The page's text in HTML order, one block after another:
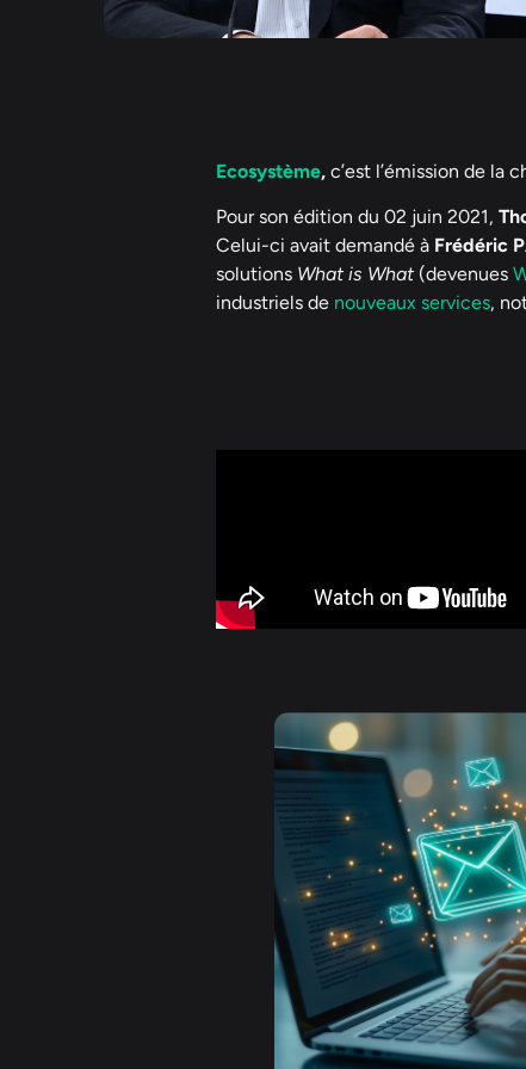
Ecosystème, c’est l’émission de la
Pour son édition du 02 juin 2021,
Celui-ci avait demandé à Frédéric
solutions What is What (devenues
industriels de nouveaux services,